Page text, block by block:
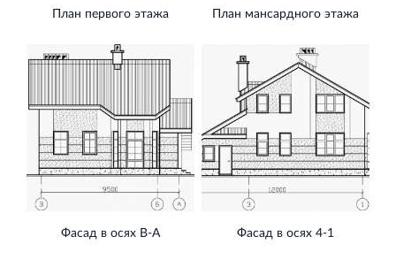
План первого этажа План мансардного этажа
Фасад в осях В-А Фасад в осях 4-1